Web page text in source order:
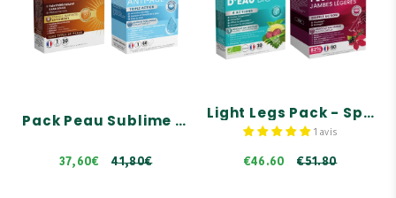
Pack Peau Sublime & Dorée - Autobronzant
37,60€ 41,80€
A complementary duo
Teint hâlé naturel sans
soleil, Effet bonne mine,
Formule renforcée en
41,80€
Light Legs Pack - Special Offer
1 avis
€46.60 €51.80
Drains and detoxifies,
Refines the silhouette,
Stimulates circulation
€51.80